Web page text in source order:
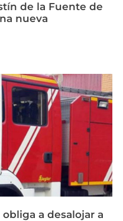
de la Fuente de
nueva
a desalojar a